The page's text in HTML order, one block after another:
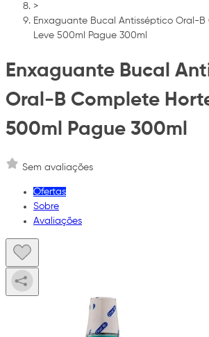
>
Enxaguante Bucal Antisséptico Oral-B
Leve 500ml Pague 300ml
Enxaguante Bucal
Oral-B Complete
500ml Pague 300ml
Sem avaliações
Ofertas
Sobre
Avaliações